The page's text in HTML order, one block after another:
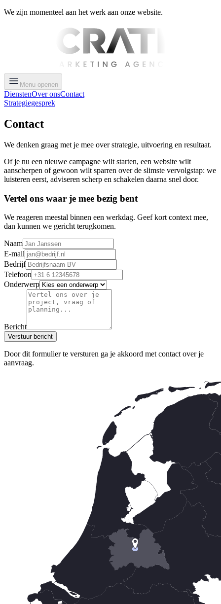
We zijn momenteel aan het werk aan onze website.
Menu openen
DienstenOver onsContact
Strategiegesprek
Contact
We denken graag met je mee over strategie, uitvoering en resultaat.
Of je nu een nieuwe campagne wilt starten, een website wilt
aanscherpen of gewoon wilt sparren over de slimste vervolgstap: we
luisteren eerst, adviseren scherp en schakelen daarna snel door.
Vertel ons waar je mee bezig bent
We reageren meestal binnen een werkdag. Geef kort context mee,
dan kunnen we gericht terugkomen.
Naam
E-mail
Bedrijf
Telefoon
Onderwerp
Bericht
Verstuur bericht
Door dit formulier te versturen ga je akkoord met contact over je
aanvraag.